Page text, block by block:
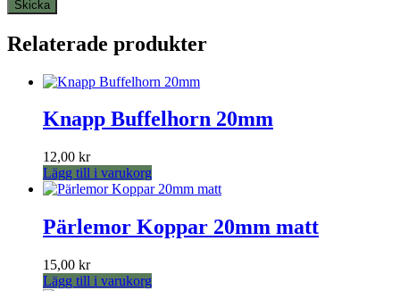
Relaterade produkter
Knapp Buffelhorn 20mm
12,00 kr
Lägg till i varukorg
Pärlemor Koppar 20mm matt
15,00 kr
Lägg till i varukorg